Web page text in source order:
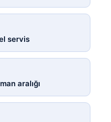
servis
aralığı